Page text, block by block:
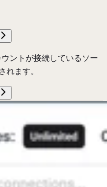
ントが接続しているソー
れます。